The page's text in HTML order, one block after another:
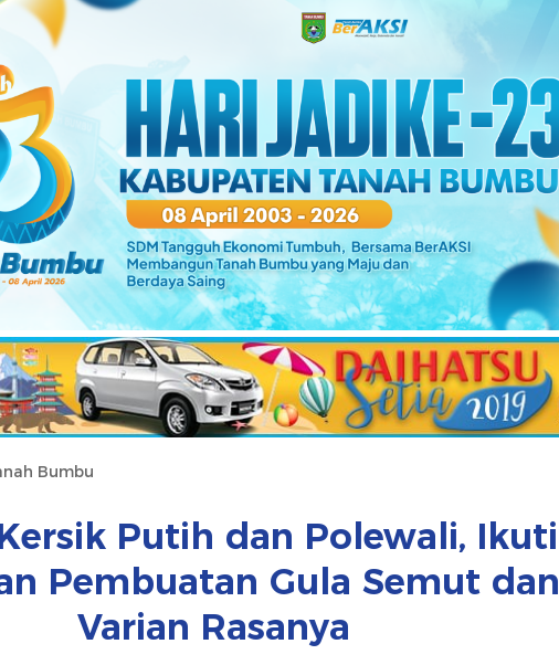
Bumbu
Putih dan Polewali, Ikuti
Pembuatan Gula Semut dan
Varian Rasanya